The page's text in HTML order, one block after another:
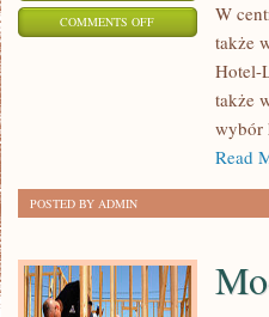
COMMENTS OFFON
LUKSUSOWE
W
także
Hotel-
także
wybór
Read
POSTED BY ADMIN